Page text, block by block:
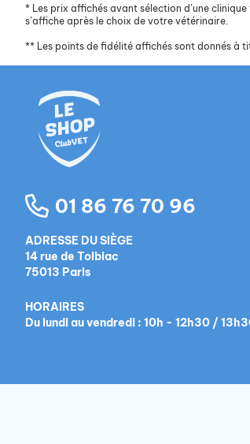
* Les prix affichés avant sélection d’une
s’affiche après le choix de votre vétérinaire.
** Les points de fidélité affichés sont donnés à
01 86 76 70 96
ADRESSE DU SIÈGE
14 rue de Tolbiac
75013 Paris
HORAIRES
Du lundi au vendredi : 10h - 12h30 /